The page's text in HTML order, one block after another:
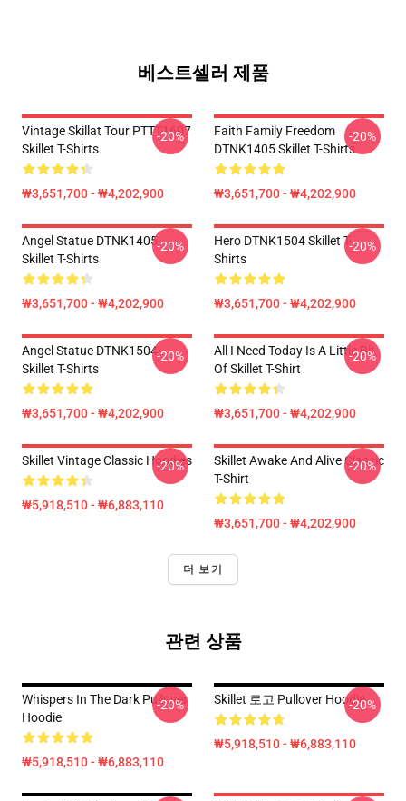
베스트셀러 제품
Vintage Skillat Tour PTTT1607
Skillet T-Shirts
₩3,651,700 - ₩4,202,900
-20%
Faith Family Freedom
DTNK1405 Skillet T-Shirts
₩3,651,700 - ₩4,202,900
-20%
Angel Statue DTNK1405
Skillet T-Shirts
₩3,651,700 - ₩4,202,900
-20%
Hero DTNK1504 Skillet T-
Shirts
₩3,651,700 - ₩4,202,900
-20%
Angel Statue DTNK1504
Skillet T-Shirts
₩3,651,700 - ₩4,202,900
-20%
All I Need Today Is A Little Bit
Of Skillet T-Shirt
₩3,651,700 - ₩4,202,900
-20%
Skillet Vintage Classic Hoodies
₩5,918,510 - ₩6,883,110
-20%
Skillet Awake And Alive Classic
T-Shirt
₩3,651,700 - ₩4,202,900
-20%
더 보기
관련 상품
Whispers In The Dark Pullover
Hoodie
₩5,918,510 - ₩6,883,110
-20% Skillet 로고 Pullover Hoodie
₩5,918,510 - ₩6,883,110
-20%